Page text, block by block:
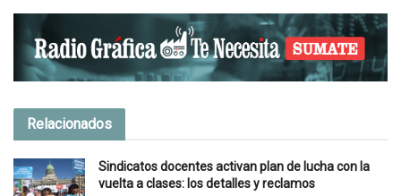
Relacionados
Sindicatos docentes activan plan de lucha con la
vuelta a clases: los detalles y reclamos